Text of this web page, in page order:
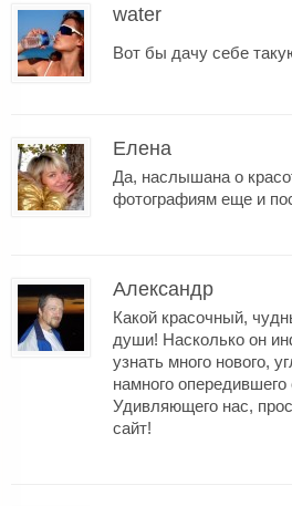
water
Вот бы дачу себе
Елена
Да, наслышана о
фотографиям еще и
Александр
Какой красочный,
души! Насколько он
узнать много нового,
намного
Удивляющего нас,
сайт!